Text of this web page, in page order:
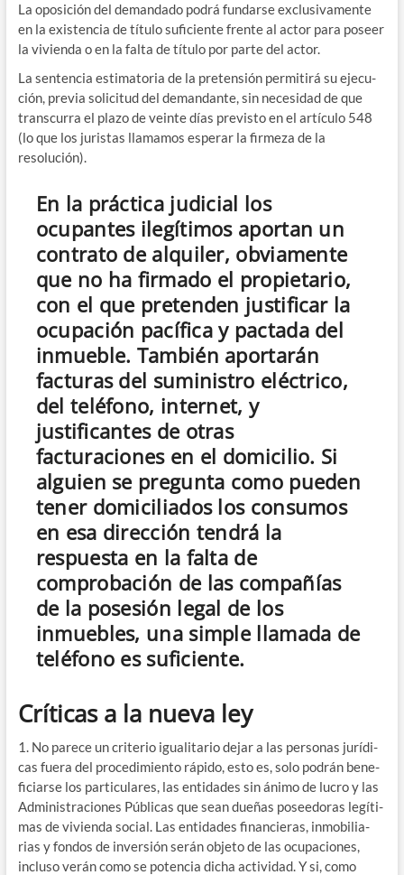
La opo­si­ción del deman­da­do podrá fun­dar­se exclu­si­va­men­te
en la exis­ten­cia de títu­lo sufi­cien­te fren­te al actor para poseer
la vivien­da o en la fal­ta de títu­lo por par­te del actor.
La sen­ten­cia esti­ma­to­ria de la pre­ten­sión per­mi­ti­rá su eje­cu­
ción, pre­via soli­ci­tud del deman­dan­te, sin nece­si­dad de que
trans­cu­rra el pla­zo de vein­te días pre­vis­to en el artícu­lo 548
(lo que los juris­tas lla­ma­mos espe­rar la fir­me­za de la
resolución).
En la práctica judicial los
ocupantes ilegítimos aportan un
contrato de alquiler, obviamente
que no ha firmado el propietario,
con el que pretenden justificar la
ocupación pacífica y pactada del
inmueble. También aportarán
facturas del suministro eléctrico,
del teléfono, internet, y
justificantes de otras
facturaciones en el domicilio. Si
alguien se pregunta como pueden
tener domiciliados los consumos
en esa dirección tendrá la
respuesta en la falta de
comprobación de las compañías
de la posesión legal de los
inmuebles, una simple llamada de
teléfono es suficiente.
Críticas a la nueva ley
1. No pare­ce un cri­te­rio igua­li­ta­rio dejar a las per­so­nas jurí­di­
cas fue­ra del pro­ce­di­mien­to rápi­do, esto es, solo podrán bene­
fi­ciar­se los par­ti­cu­la­res, las enti­da­des sin áni­mo de lucro y las
Admi­nis­tra­cio­nes Públi­cas que sean due­ñas posee­do­ras legí­ti­
mas de vivien­da social. Las enti­da­des finan­cie­ras, inmo­bi­lia­
rias y fon­dos de inver­sión serán obje­to de las ocu­pa­cio­nes,
inclu­so verán como se poten­cia dicha acti­vi­dad. Y si, como